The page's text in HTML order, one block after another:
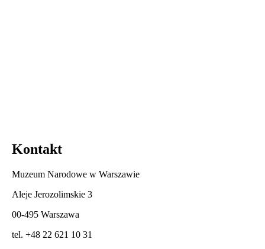
Kontakt
Muzeum Narodowe w Warszawie
Aleje Jerozolimskie 3
00-495 Warszawa
tel. +48 22 621 10 31